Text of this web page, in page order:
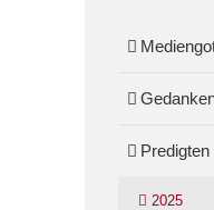
Predigten
2025